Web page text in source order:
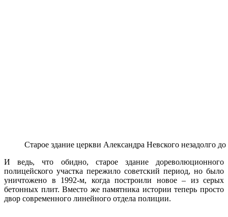
Старое здание церкви Александра Невского
И ведь, что обидно, старое здание дореволюционного
полицейского участка пережило советский период, но было
уничтожено в 1992-м, когда построили новое – из серых
бетонных плит. Вместо же памятника истории теперь просто
двор современного линейного отдела полиции.